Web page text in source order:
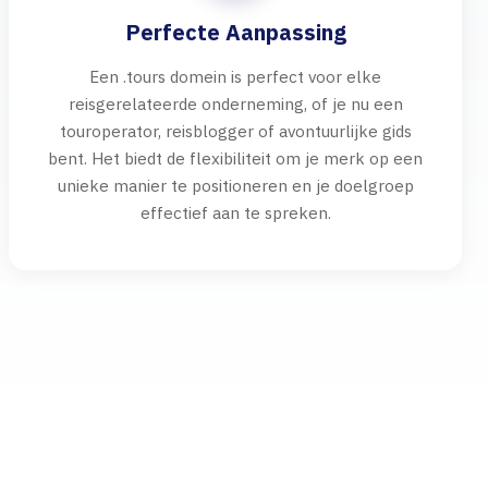
Perfecte Aanpassing
Een .tours domein is perfect voor elke
reisgerelateerde onderneming, of je nu een
touroperator, reisblogger of avontuurlijke gids
bent. Het biedt de flexibiliteit om je merk op een
unieke manier te positioneren en je doelgroep
effectief aan te spreken.